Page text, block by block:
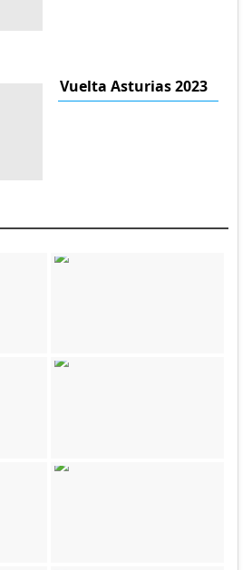
Vuelta Asturias 2023